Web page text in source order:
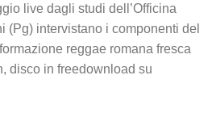
live dagli studi dell’Officina
(Pg) intervistano i componenti del
reggae romana fresca
disco in freedownload su